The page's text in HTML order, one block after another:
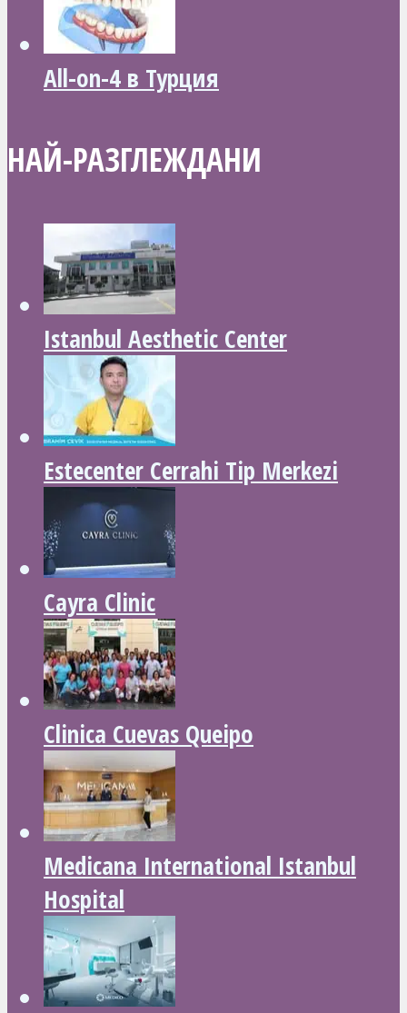
All-on-4 в Турция
НАЙ-РАЗГЛЕЖДАНИ
Istanbul Aesthetic Center
Estecenter Cerrahi Tip Merkezi
Cayra Clinic
Clinica Cuevas Queipo
Medicana International Istanbul
Hospital